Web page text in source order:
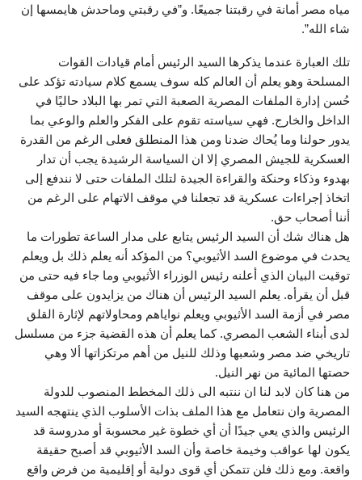
مياه مصر أمانة في رقبتنا جميعًا. و”في رقبتي وماحدش هايمسها إن
شاء الله”.
تلك العبارة عندما يذكرها السيد الرئيس أمام قيادات القوات
المسلحة وهو يعلم أن العالم كله سوف يسمع كلام سيادته تؤكد على
حُسن إدارة الملفات المصرية الصعبة التي تمر بها البلاد حاليًا في
الداخل والخارج. فهي سياسته تقوم على الفكر والعلم والوعي بما
يدور حولنا وما يُحاك ضدنا ومن هذا المنطلق فعلى الرغم من القدرة
العسكرية للجيش المصري إلا ان السياسة الرشيدة يجب أن تدار
بهدوء وذكاء وحنكة والقراءة الجيدة لتلك الملفات حتى لا نندفع إلى
اتخاذ إجراءات عسكرية قد تجعلنا في موقف الاتهام على الرغم من
أننا أصحاب حق.
هل هناك شك أن السيد الرئيس يتابع على مدار الساعة تطورات ما
يحدث في موضوع السد الأثيوبي؟ من المؤكد أنه يعلم ذلك بل ويعلم
توقيت البيان الذي أعلنه رئيس الوزراء الأثيوبي وما جاء فيه حتى من
قبل أن يقرأه. يعلم السيد الرئيس أن هناك من يزايدون على موقف
مصر في أزمة السد الأثيوبي ويعلم نواياهم ومحاولاتهم لإثارة القلق
لدى أبناء الشعب المصري. كما يعلم أن هذه القضية جزء من مسلسل
تاريخي ضد مصر وشعبها وذلك للنيل من أهم مرتكزاتها ألا وهي
حصتها المائية من نهر النيل.
من هنا كان لابد لنا ان ننتبه الى ذلك المخطط المنصوب للدولة
المصرية وان نتعامل مع هذا الملف بذات الأسلوب الذي ينتهجه السيد
الرئيس والذي يعي جيدًا أن أي خطوة غير محسوبة أو مدروسة قد
يكون لها عواقب وخيمة خاصة وأن السد الأثيوبي قد أصبح حقيقة
واقعة. ومع ذلك فلن تتمكن أي قوى دولية أو إقليمية من فرض واقع